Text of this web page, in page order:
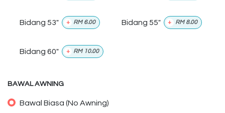
Bidang 53" + RM 6.00 Bidang 55" + RM 8.00
Bidang 60" + RM 10.00
BAWAL AWNING
Bawal Biasa (No Awning)